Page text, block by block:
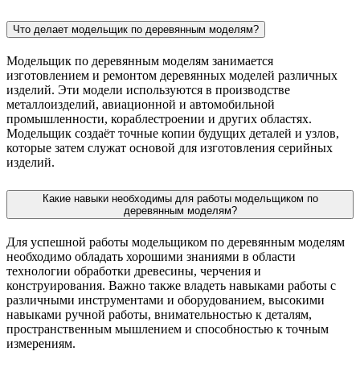
Что делает модельщик по деревянным моделям?
Модельщик по деревянным моделям занимается
изготовлением и ремонтом деревянных моделей различных
изделий. Эти модели используются в производстве
металлоизделий, авиационной и автомобильной
промышленности, кораблестроении и других областях.
Модельщик создаёт точные копии будущих деталей и узлов,
которые затем служат основой для изготовления серийных
изделий.
Какие навыки необходимы для работы модельщиком по
деревянным моделям?
Для успешной работы модельщиком по деревянным моделям
необходимо обладать хорошими знаниями в области
технологии обработки древесины, черчения и
конструирования. Важно также владеть навыками работы с
различными инструментами и оборудованием, высокими
навыками ручной работы, внимательностью к деталям,
пространственным мышлением и способностью к точным
измерениям.